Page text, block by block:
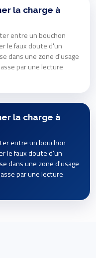
la charge à
entre un bouchon
le faux doute d'un
dans une zone d'usage
par une lecture
la charge à
entre un bouchon
le faux doute d'un
dans une zone d'usage
par une lecture